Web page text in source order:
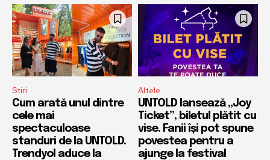
Stiri
Cum arată unul dintre
cele mai
spectaculoase
standuri de la UNTOLD.
Trendyol aduce la
Altele
UNTOLD lansează „Joy
Ticket”, biletul plătit cu
vise. Fanii își pot spune
povestea pentru a
ajunge la festival